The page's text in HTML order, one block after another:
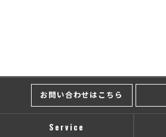
お問い合わせはこちら
Service